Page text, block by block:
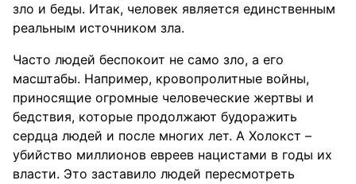
зло и беды. Итак, человек является единственным
реальным источником зла.
Часто людей беспокоит не само зло, а его
масштабы. Например, кровопролитные войны,
приносящие огромные человеческие жертвы и
бедствия, которые продолжают будоражить
сердца людей и после многих лет. А Холокст –
убийство миллионов евреев нацистами в годы их
власти. Это заставило людей пересмотреть